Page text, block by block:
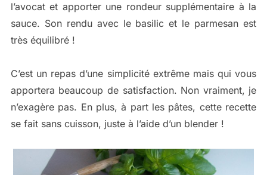
l’avocat et apporter une rondeur supplémentaire à la
sauce. Son rendu avec le basilic et le parmesan est
très équilibré !
C’est un repas d’une simplicité extrême mais qui vous
apportera beaucoup de satisfaction. Non vraiment, je
n’exagère pas. En plus, à part les pâtes, cette recette
se fait sans cuisson, juste à l’aide d’un blender !